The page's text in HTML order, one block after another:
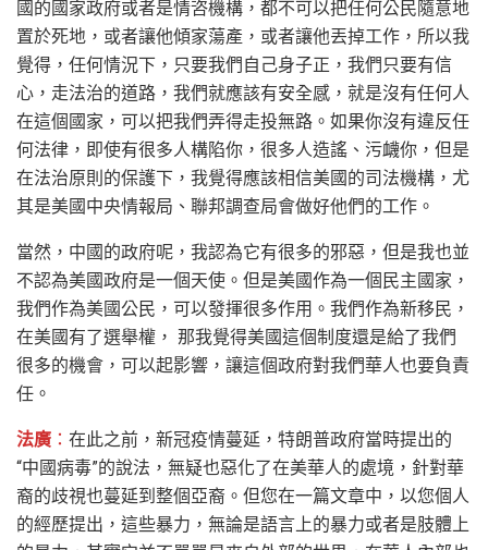
國的國家政府或者是情咨機構，都不可以把任何公民隨意地
置於死地，或者讓他傾家蕩產，或者讓他丟掉工作，所以我
覺得，任何情況下，只要我們自己身子正，我們只要有信
心，走法治的道路，我們就應該有安全感，就是沒有任何人
在這個國家，可以把我們弄得走投無路。如果你沒有違反任
何法律，即使有很多人構陷你，很多人造謠、污衊你，但是
在法治原則的保護下，我覺得應該相信美國的司法機構，尤
其是美國中央情報局、聯邦調查局會做好他們的工作。
當然，中國的政府呢，我認為它有很多的邪惡，但是我也並
不認為美國政府是一個天使。但是美國作為一個民主國家，
我們作為美國公民，可以發揮很多作用。我們作為新移民，
在美國有了選舉權， 那我覺得美國這個制度還是給了我們
很多的機會，可以起影響，讓這個政府對我們華人也要負責
任。
法廣 ： 在此之前，新冠疫情蔓延，特朗普政府當時提出的
“中國病毒”的說法，無疑也惡化了在美華人的處境，針對華
裔的歧視也蔓延到整個亞裔。但您在一篇文章中，以您個人
的經歷提出，這些暴力，無論是語言上的暴力或者是肢體上